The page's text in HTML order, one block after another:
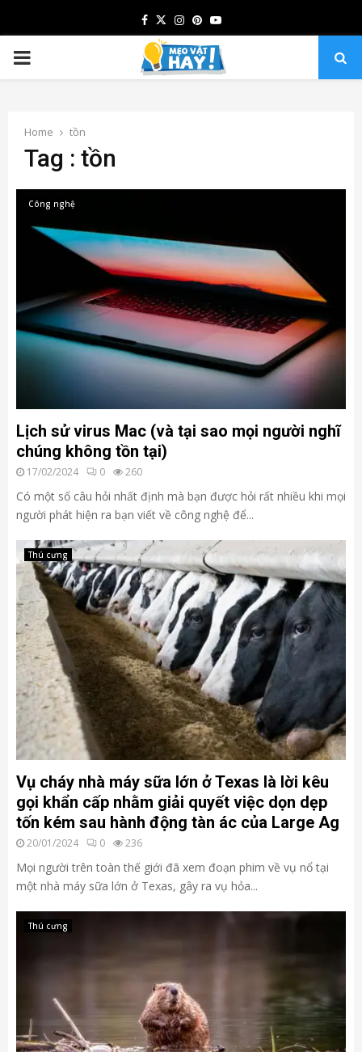
Facebook
TwitterInstagram
Pinterest
Youtube
PRIMARY
Home tồn
Tag : tồn
Công nghệ
Lịch sử virus Mac (và tại sao mọi người nghĩ
chúng không tồn tại)
17/02/2024 0 260
Có một số câu hỏi nhất định mà bạn được hỏi rất nhiều khi mọi
người phát hiện ra bạn viết về công nghệ để...
Thú cưng
Vụ cháy nhà máy sữa lớn ở Texas là lời kêu
gọi khẩn cấp nhằm giải quyết việc dọn dẹp
tốn kém sau hành động tàn ác của Large Ag
20/01/2024 0 236
Mọi người trên toàn thế giới đã xem đoạn phim về vụ nổ tại
một nhà máy sữa lớn ở Texas, gây ra vụ hỏa...
Thú cưng